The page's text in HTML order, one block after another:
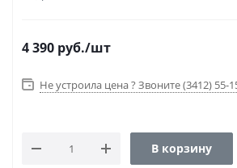
4 390 руб./шт
Не устроила цена ? Звоните (3412) 55-
В корзину